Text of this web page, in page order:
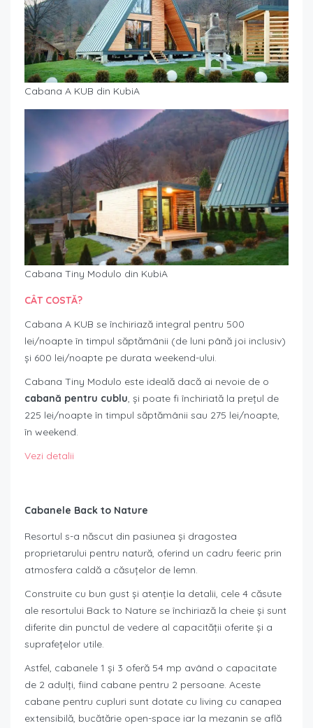
Cabana A KUB din KubiA
Cabana Tiny Modulo din KubiA
CÂT COSTĂ?
Cabana A KUB se închiriază integral pentru 500
lei/noapte în timpul săptămânii (de luni până joi inclusiv)
și 600 lei/noapte pe durata weekend-ului.
Cabana Tiny Modulo este ideală dacă ai nevoie de o
cabană pentru cublu, și poate fi închiriată la prețul de
225 lei/noapte în timpul săptămânii sau 275 lei/noapte,
în weekend.
Vezi detalii
Cabanele Back to Nature
Resortul s-a născut din pasiunea și dragostea
proprietarului pentru natură, oferind un cadru feeric prin
atmosfera caldă a căsuțelor de lemn.
Construite cu bun gust și atenție la detalii, cele 4 căsute
ale resortului Back to Nature se închiriază la cheie și sunt
diferite din punctul de vedere al capacității oferite și a
suprafețelor utile.
Astfel, cabanele 1 și 3 oferă 54 mp având o capacitate
de 2 adulți, fiind cabane pentru 2 persoane. Aceste
cabane pentru cupluri sunt dotate cu living cu canapea
extensibilă, bucătărie open-space iar la mezanin se află